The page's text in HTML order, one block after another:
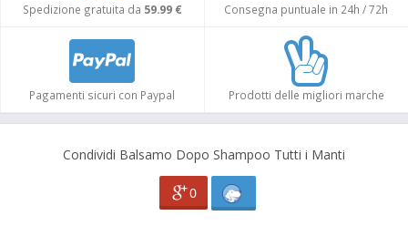
Spedizione gratuita da 59.99 € Consegna puntuale in 24h / 72h
Pagamenti sicuri con Paypal Prodotti delle migliori marche
Condividi Balsamo Dopo Shampoo Tutti i Manti
0